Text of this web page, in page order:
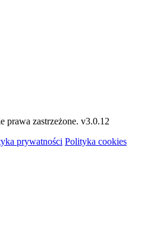
prawa zastrzeżone. v3.0.12
prywatności Polityka cookies